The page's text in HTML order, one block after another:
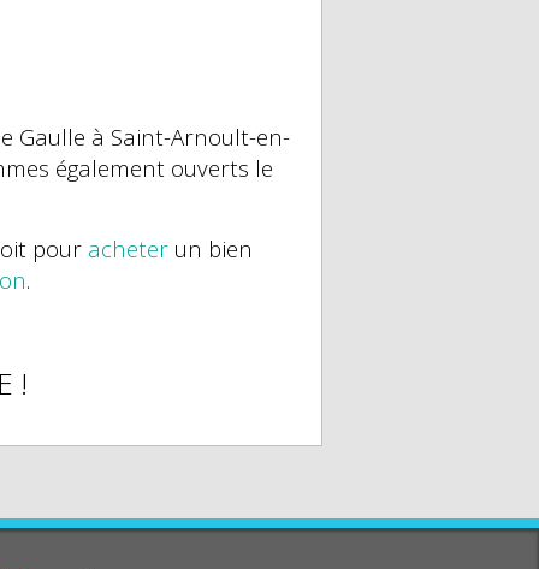
Gaulle à Saint-Arnoult-en-
également ouverts le
pour acheterun bien
.
!